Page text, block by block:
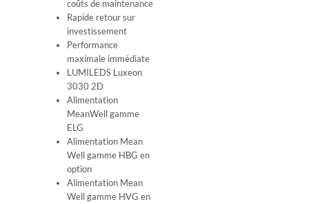
coûts de maintenance
Rapide retour sur
investissement
Performance
maximale immédiate
LUMILEDS Luxeon
3030 2D
Alimentation
MeanWell gamme
ELG
Alimentation Mean
Well gamme HBG en
option
Alimentation Mean
Well gamme HVG en